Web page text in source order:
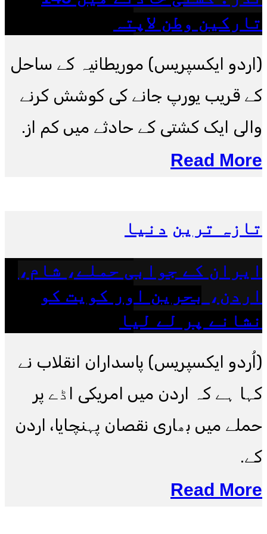
تارکین وطن لاپتہ
(اردو ایکسپریس) موریطانیہ کے ساحل
کے قریب یورپ جانے کی کوشش کرنے
والی ایک کشتی کے حادثے میں کم از.
Read More
تازہ ترین دنیا
ایران کے جوابی حملے، شام،
اردن، بحرین اور کویت کو
نشانے پر لے لیا
(اُردو ایکسپریس) پاسداران انقلاب نے
کہا ہے کہ اردن میں امریکی اڈے پر
حملے میں بھاری نقصان پہنچایا، اردن
کے.
Read More